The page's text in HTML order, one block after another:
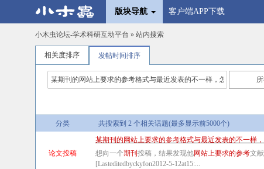
版块导航 客户端APP下载
小木虫论坛-学术科研互动平台 » 站内搜索
相关度排序 发帖时间排序
分类 共搜索到 2 个相关话题(最多显示前5000个)
论文投稿
某期刊的网站上要求的参考格式与最近发表的不一样
想向一个期刊 投稿，结果发现他网站上要求的参考文
[Lasteditedbyckyfon2012-5-12at15:...